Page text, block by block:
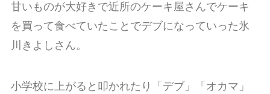
甘いものが大好きで近所のケーキ屋さんでケーキ
を買って食べていたことでデブになっていった氷
川きよしさん。
小学校に上がると叩かれたり「デブ」「オカマ」